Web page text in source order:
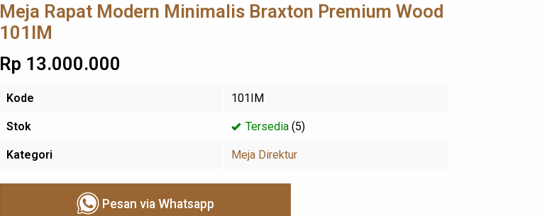
Meja Rapat Modern Minimalis Braxton Premium Wood
101IM
Rp 13.000.000
Kode 101IM
Stok Tersedia (5)
Kategori Meja Direktur
Pesan via Whatsapp